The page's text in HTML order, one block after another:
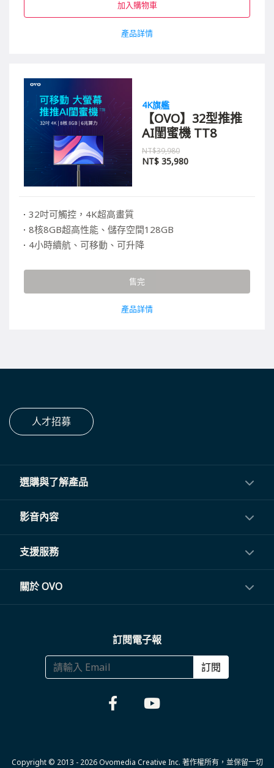
加入購物車
產品詳情
4K旗艦
【OVO】32型推推
AI閨蜜機 TT8
NT$39,980
NT$ 35,980
32吋可觸控，4K超高畫質
8核8GB超高性能、儲存空間128GB
4小時續航、可移動、可升降
售完
產品詳情
人才招募
選購與了解產品
投影機
閨蜜機與電視
電視盒與周邊
福利品專區
影音內容
影音訂閱
支援服務
常見問題
哪裡購買
關於 OVO
訂閱電子報
訂閱
Copyright © 2013 - 2026 Ovomedia Creative Inc. 著作權所有，並保留一切